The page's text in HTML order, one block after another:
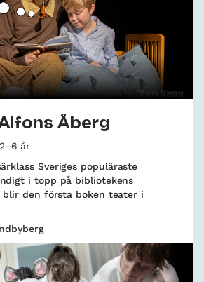
Åberg
2–6 år
Sveriges populäraste
i topp på bibliotekens
blir den första boken teater i